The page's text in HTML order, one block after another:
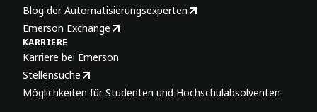
Blog der Automatisierungsexperten
Emerson Exchange
KARRIERE
Karriere bei Emerson
Stellensuche
Möglichkeiten für Studenten und Hochschulabsolventen